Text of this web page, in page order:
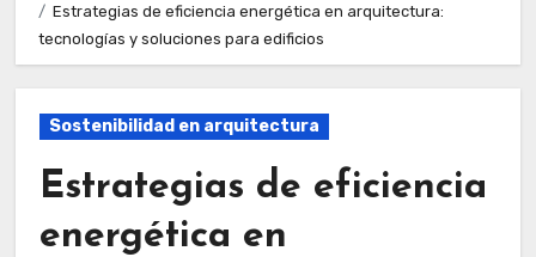
contentEstrategias de eficiencia energética en arquitectura:
tecnologías y soluciones para edificios
Sostenibilidad en arquitectura
Estrategias de eficiencia
energética en